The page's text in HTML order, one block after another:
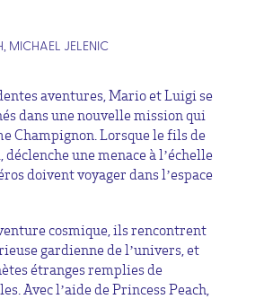
MICHAEL JELENIC
aventures,MarioetLuigise
dans une nouvelle mission qui
Champignon. Lorsque le fils de
, déclenche une menace à l’échelle
doivent voyager dans l’espace
cosmique, ils rencontrent
gardienne de l’univers, et
étranges remplies de
Avec l’aide de Princess Peach,